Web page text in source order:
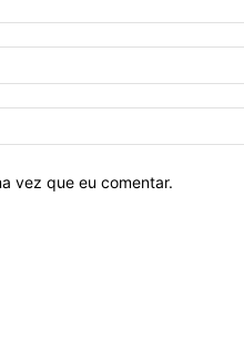
vez que eu comentar.